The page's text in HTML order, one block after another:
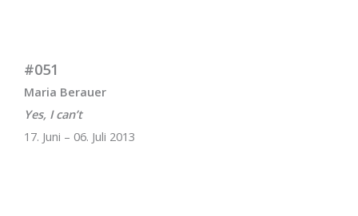
#051
Maria Berauer
Yes, I can’t
17. Juni – 06. Juli 2013